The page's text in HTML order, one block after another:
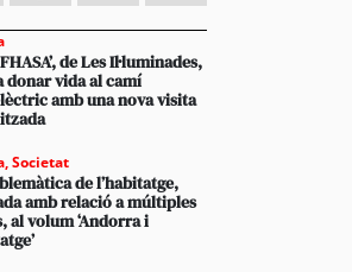
de Les Il·luminades,
donar vida al camí
amb una nova visita
,Societat
de l’habitatge,
amb relació a múltiples
al volum ‘Andorra i